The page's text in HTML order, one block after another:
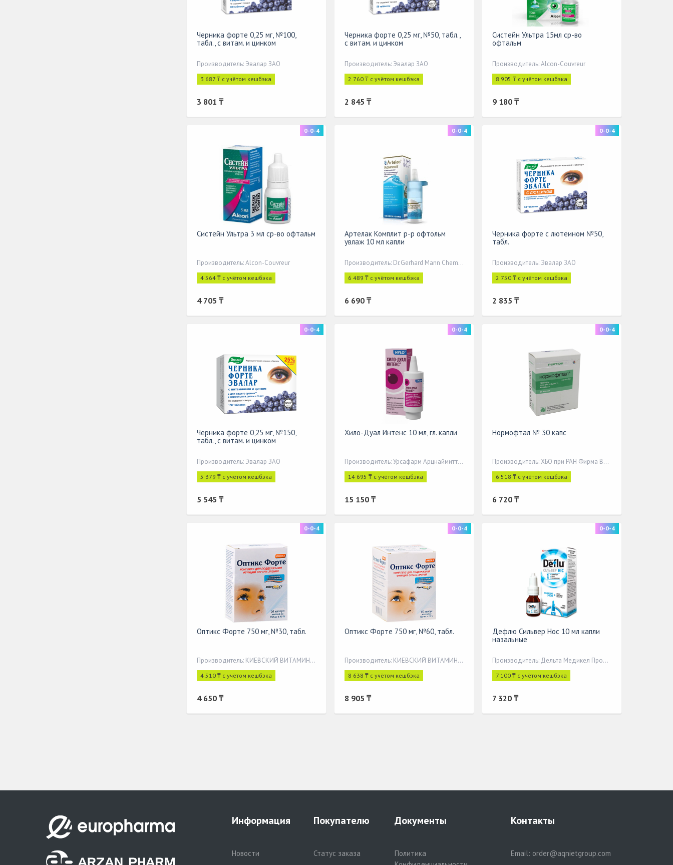
Черника форте 0,25 мг, №100,
табл., с витам. и цинком
Производитель: Эвалар ЗАО
3 687 ₸ с учётом кешбэка
3 801 ₸
Черника форте 0,25 мг, №50, табл.,
с витам. и цинком
Производитель: Эвалар ЗАО
2 760 ₸ с учётом кешбэка
2 845 ₸
Систейн Ультра 15мл ср-во
офтальм
Производитель: Alcon-Couvreur
8 905 ₸ с учётом кешбэка
9 180 ₸
0-0-4
Систейн Ультра 3 мл ср-во офтальм
Производитель: Alcon-Couvreur
4 564 ₸ с учётом кешбэка
4 705 ₸
0-0-4
Артелак Комплит р-р офтольм
увлаж 10 мл капли
Производитель: Dr.Gerhard Mann Chem.-pharm Fabrik GmbH
6 489 ₸ с учётом кешбэка
6 690 ₸
0-0-4
Черника форте с лютеином №50,
табл.
Производитель: Эвалар ЗАО
2 750 ₸ с учётом кешбэка
2 835 ₸
0-0-4
Черника форте 0,25 мг, №150,
табл., с витам. и цинком
Производитель: Эвалар ЗАО
5 379 ₸ с учётом кешбэка
5 545 ₸
0-0-4
Хило-Дуал Интенс 10 мл, гл. капли
Производитель: Урсафарм Арцнаймиттель ГмбХ и Ко. КГ
14 695 ₸ с учётом кешбэка
15 150 ₸
0-0-4
Нормофтал № 30 капс
Производитель: ХБО при РАН Фирма Вита
6 518 ₸ с учётом кешбэка
6 720 ₸
0-0-4
Оптикс Форте 750 мг, №30, табл.
Производитель: КИЕВСКИЙ ВИТАМИННЫЙ ЗАВОД ПАО
4 510 ₸ с учётом кешбэка
4 650 ₸
0-0-4
Оптикс Форте 750 мг, №60, табл.
Производитель: КИЕВСКИЙ ВИТАМИННЫЙ ЗАВОД ПАО
8 638 ₸ с учётом кешбэка
8 905 ₸
0-0-4
Дефлю Сильвер Нос 10 мл капли
назальные
Производитель: Дельта Медикел Промоушнз АГ
7 100 ₸ с учётом кешбэка
7 320 ₸
Информация
Новости
Покупателю
Статус заказа
Документы
Политика
Контакты
Email: order@aqnietgroup.com